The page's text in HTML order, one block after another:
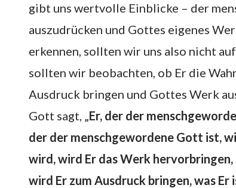
gibt uns wertvolle Einblicke – der
auszudrücken und Gottes eigenes
erkennen, sollten wir uns also nicht
sollten wir beobachten, ob Er die
Ausdruck bringen und Gottes Werk
Gott sagt, „Er, der der
der der menschgewordene Gott ist,
wird, wird Er das Werk
wird Er zum Ausdruck bringen, was